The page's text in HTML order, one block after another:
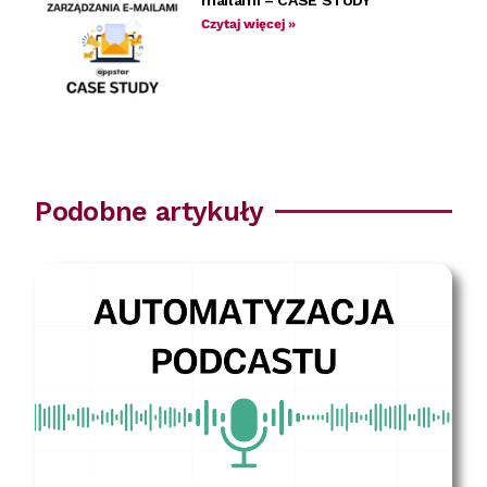
Czytaj więcej »
Podobne artykuły